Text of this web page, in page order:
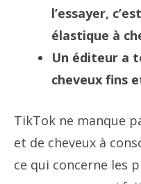
l’essayer,
élastique à
Un éditeur a
cheveux fins
TikTok ne manque
et de cheveux à
ce qui concerne les